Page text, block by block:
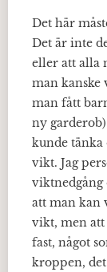
Det här
Det är inte
eller att alla
man
man fått
ny
kunde
vikt. Jag
viktnedgång
att man kan
vikt, men att
fast, något
kroppen,